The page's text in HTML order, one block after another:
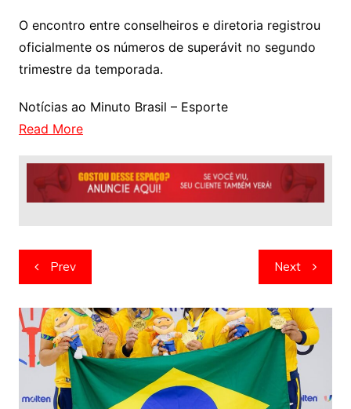
O encontro entre conselheiros e diretoria registrou
oficialmente os números de superávit no segundo
trimestre da temporada.
Notícias ao Minuto Brasil – Esporte
Read More
Navegação
de
artigos
Prev Next